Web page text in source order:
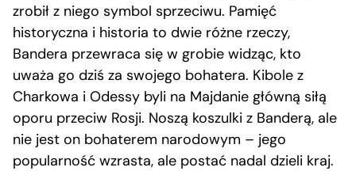
zrobił z niego symbol sprzeciwu. Pamięć
historyczna i historia to dwie różne rzeczy,
Bandera przewraca się w grobie widząc, kto
uważa go dziś za swojego bohatera. Kibole z
Charkowa i Odessy byli na Majdanie główną siłą
oporu przeciw Rosji. Noszą koszulki z Banderą, ale
nie jest on bohaterem narodowym – jego
popularność wzrasta, ale postać nadal dzieli kraj.